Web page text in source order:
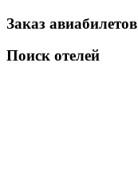
Заказ авиабилетов
Поиск отелей